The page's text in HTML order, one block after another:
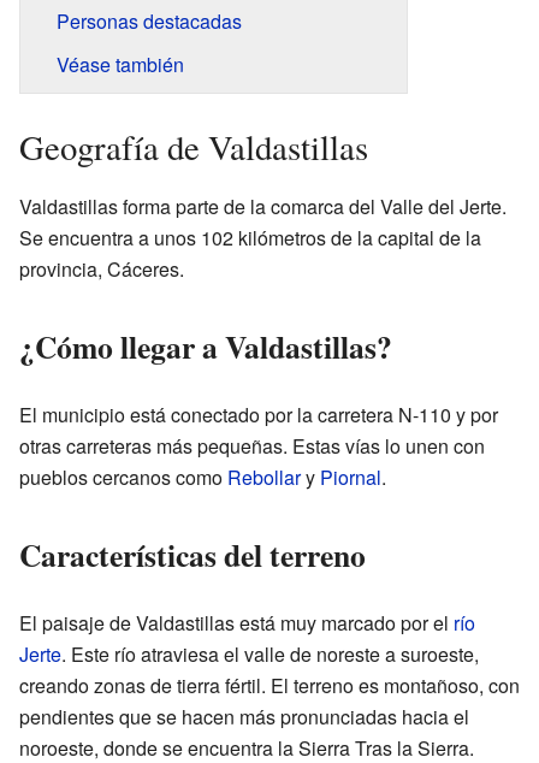
Personas destacadas
Véase también
Geografía de Valdastillas
Valdastillas forma parte de la comarca del Valle del Jerte.
Se encuentra a unos 102 kilómetros de la capital de la
provincia, Cáceres.
¿Cómo llegar a Valdastillas?
El municipio está conectado por la carretera N-110 y por
otras carreteras más pequeñas. Estas vías lo unen con
pueblos cercanos como Rebollary Piornal.
Características del terreno
El paisaje de Valdastillas está muy marcado por el río
Jerte. Este río atraviesa el valle de noreste a suroeste,
creando zonas de tierra fértil. El terreno es montañoso, con
pendientes que se hacen más pronunciadas hacia el
noroeste, donde se encuentra la Sierra Tras la Sierra.